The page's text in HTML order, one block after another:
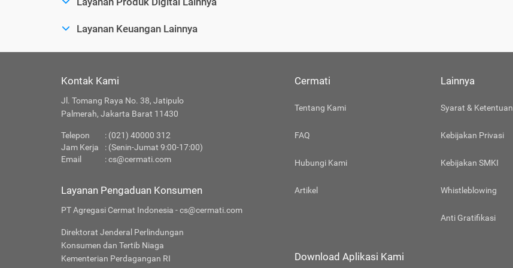
Layanan Keuangan Lainnya
Kontak Kami
Jl. Tomang Raya No. 38, Jatipulo
Palmerah, Jakarta Barat 11430
Telepon
: (021) 40000 312
Jam Kerja
: (Senin-Jumat 9:00-17:00)
Email
:cs@cermati.com
Layanan Pengaduan Konsumen
PT Agregasi Cermat Indonesia - cs@cermati.com
Direktorat Jenderal Perlindungan
Konsumen dan Tertib Niaga
Kementerian Perdagangan RI
Cermati
Tentang Kami
FAQ
Hubungi Kami
Artikel
Lainnya
Syarat & Ketentuan
Kebijakan Privasi
Kebijakan SMKI
Whistleblowing
Anti Gratifikasi
Download Aplikasi Kami